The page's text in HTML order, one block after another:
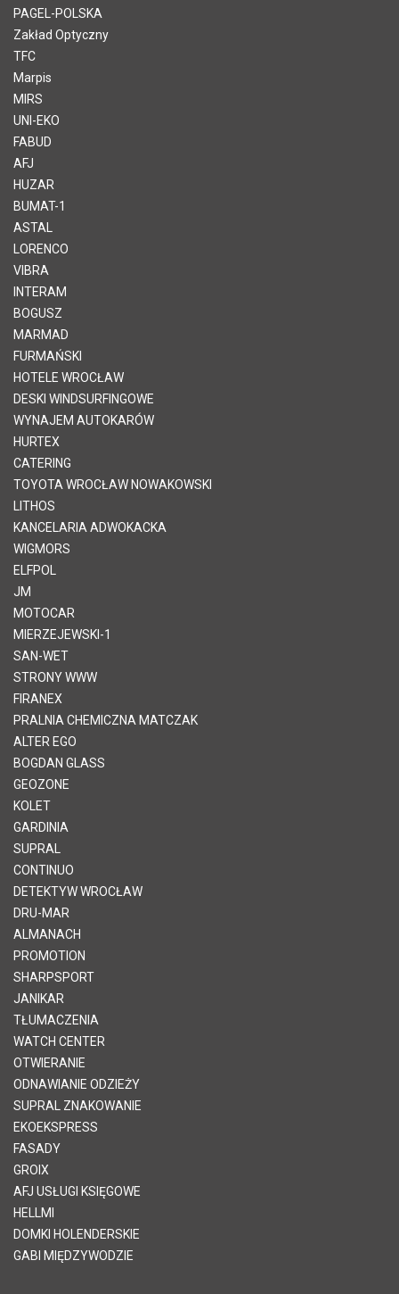
PAGEL-POLSKA
Zakład Optyczny
TFC
Marpis
MIRS
UNI-EKO
FABUD
AFJ
HUZAR
BUMAT-1
ASTAL
LORENCO
VIBRA
INTERAM
BOGUSZ
MARMAD
FURMAŃSKI
HOTELE WROCŁAW
DESKI WINDSURFINGOWE
WYNAJEM AUTOKARÓW
HURTEX
CATERING
TOYOTA WROCŁAW NOWAKOWSKI
LITHOS
KANCELARIA ADWOKACKA
WIGMORS
ELFPOL
JM
MOTOCAR
MIERZEJEWSKI-1
SAN-WET
STRONY WWW
FIRANEX
PRALNIA CHEMICZNA MATCZAK
ALTER EGO
BOGDAN GLASS
GEOZONE
KOLET
GARDINIA
SUPRAL
CONTINUO
DETEKTYW WROCŁAW
DRU-MAR
ALMANACH
PROMOTION
SHARPSPORT
JANIKAR
TŁUMACZENIA
WATCH CENTER
OTWIERANIE
ODNAWIANIE ODZIEŻY
SUPRAL ZNAKOWANIE
EKOEKSPRESS
FASADY
GROIX
AFJ USŁUGI KSIĘGOWE
HELLMI
DOMKI HOLENDERSKIE
GABI MIĘDZYWODZIE